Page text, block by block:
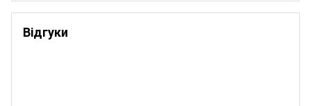
Відгуки